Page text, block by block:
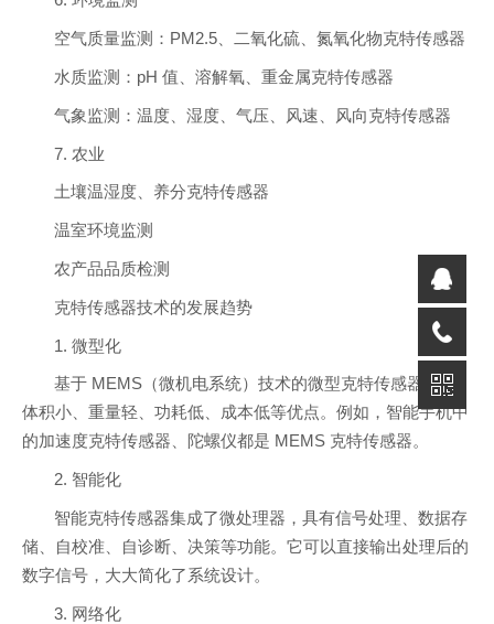
空气质量监测：PM2.5、二氧化硫、氮氧化物克特传感器
水质监测：pH 值、溶解氧、重金属克特传感器
气象监测：温度、湿度、气压、风速、风向克特传感器
7. 农业
土壤温湿度、养分克特传感器
温室环境监测
农产品品质检测
克特传感器技术的发展趋势
1. 微型化
基于 MEMS（微机电系统）技术的微型克特传感器具有
体积小、重量轻、功耗低、成本低等优点。例如，智能手机中
的加速度克特传感器、陀螺仪都是 MEMS 克特传感器。
2. 智能化
智能克特传感器集成了微处理器，具有信号处理、数据存
储、自校准、自诊断、决策等功能。它可以直接输出处理后的
数字信号，大大简化了系统设计。
3. 网络化